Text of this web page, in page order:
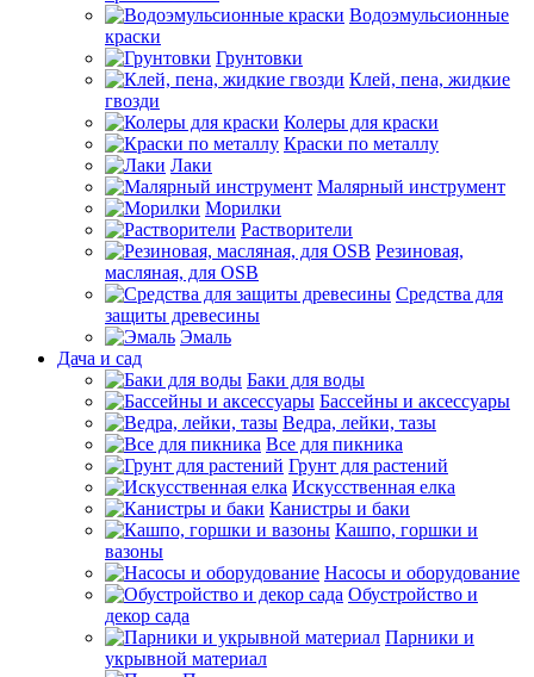
Водоэмульсионные
краски
Грунтовки
Клей, пена, жидкие
гвозди
Колеры для краски
Краски по металлу
Лаки
Малярный инструмент
Морилки
Растворители
Резиновая,
масляная, для OSB
Средства для
защиты древесины
Эмаль
Дача и сад
Баки для воды
Бассейны и аксессуары
Ведра, лейки, тазы
Все для пикника
Грунт для растений
Искусственная елка
Канистры и баки
Кашпо, горшки и
вазоны
Насосы и оборудование
Обустройство и
декор сада
Парники и
укрывной материал